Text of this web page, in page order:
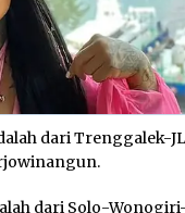
dari Trenggalek-
dari Solo-